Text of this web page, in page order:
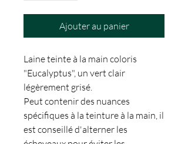
Ajouter au panier
Laine teinte à la main coloris
"Eucalyptus", un vert clair
légèrement grisé.
Peut contenir des nuances
spécifiques à la teinture à la main, il
est conseillé d'alterner les